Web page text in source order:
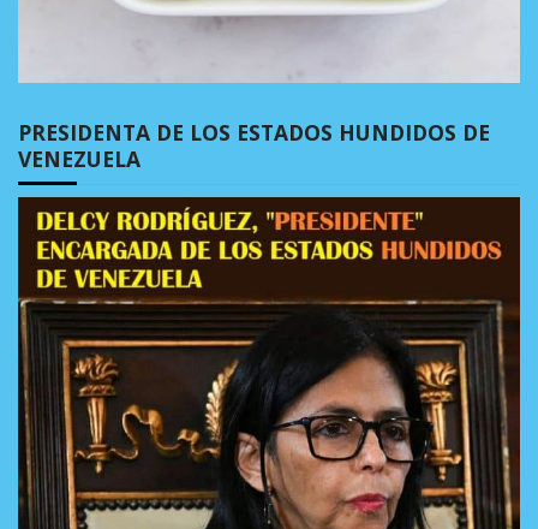
PRESIDENTA DE LOS ESTADOS HUNDIDOS DE
VENEZUELA